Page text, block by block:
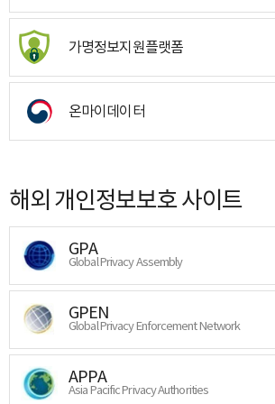
가명정보지원플랫폼
온마이데이터
해외 개인정보보호 사이트
GPA
Global Privacy Assembly
GPEN
Global Privacy Enforcement Network
APPA
Asia Pacific Privacy Authorities